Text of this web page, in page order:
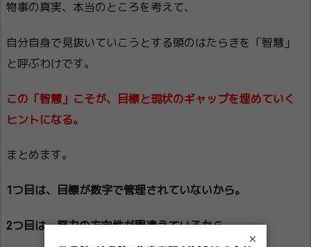
物事の真実、本当のところを考えて、
自分自身で見抜いていこうとする頭のはたらきを「智慧」
と呼ぶわけです。
この「智慧」こそが、目標と現状のギャップを埋めていく
ヒントになる。
まとめます。
1つ目は、目標が数字で管理されていないから。
2つ目は、努力の方向性が間違えているから。
×